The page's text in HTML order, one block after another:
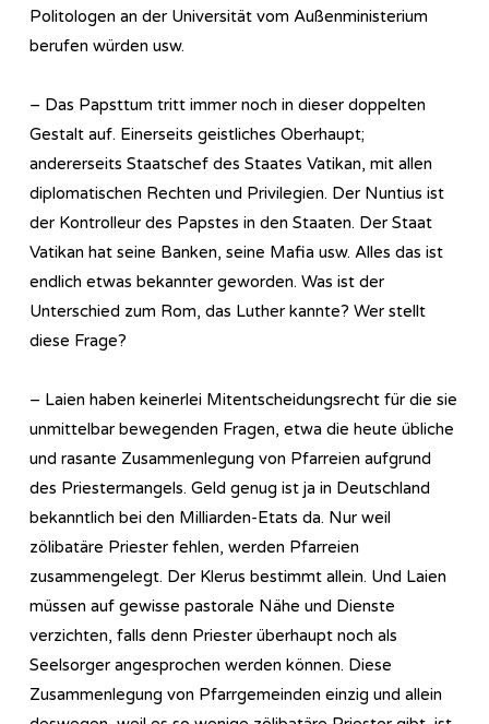
Politologen an der Universität vom Außenministerium
berufen würden usw.
– Das Papsttum tritt immer noch in dieser doppelten
Gestalt auf. Einerseits geistliches Oberhaupt;
andererseits Staatschef des Staates Vatikan, mit allen
diplomatischen Rechten und Privilegien. Der Nuntius ist
der Kontrolleur des Papstes in den Staaten. Der Staat
Vatikan hat seine Banken, seine Mafia usw. Alles das ist
endlich etwas bekannter geworden. Was ist der
Unterschied zum Rom, das Luther kannte? Wer stellt
diese Frage?
– Laien haben keinerlei Mitentscheidungsrecht für die sie
unmittelbar bewegenden Fragen, etwa die heute übliche
und rasante Zusammenlegung von Pfarreien aufgrund
des Priestermangels. Geld genug ist ja in Deutschland
bekanntlich bei den Milliarden-Etats da. Nur weil
zölibatäre Priester fehlen, werden Pfarreien
zusammengelegt. Der Klerus bestimmt allein. Und Laien
müssen auf gewisse pastorale Nähe und Dienste
verzichten, falls denn Priester überhaupt noch als
Seelsorger angesprochen werden können. Diese
Zusammenlegung von Pfarrgemeinden einzig und allein